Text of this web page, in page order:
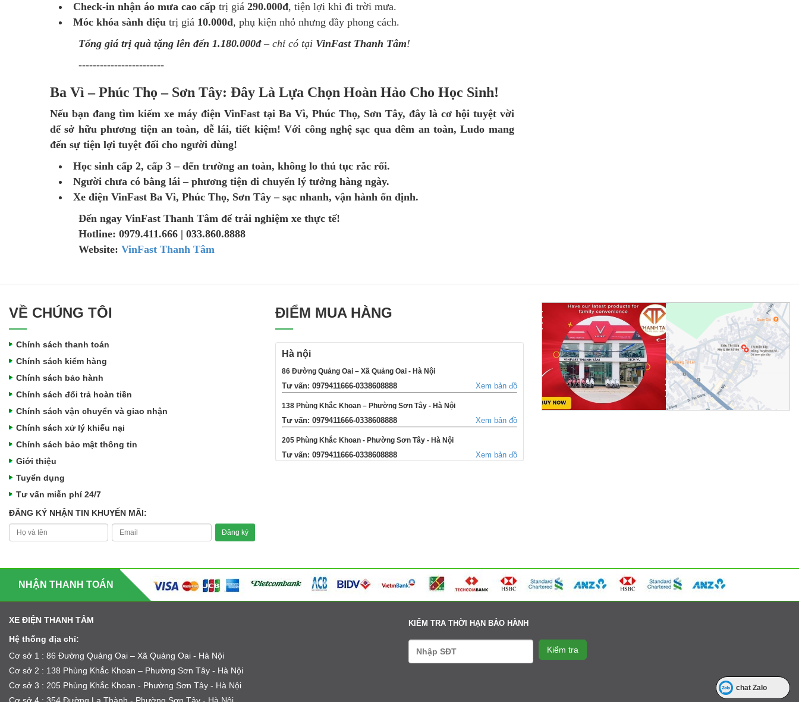
Check-in nhận áo mưa cao cấp trị giá 290.000đ, tiện lợi khi đi trời mưa.
Móc khóa sành điệu trị giá 10.000đ, phụ kiện nhỏ nhưng đầy phong cách.
Tổng giá trị quà tặng lên đến 1.180.000đ– chỉ có tại VinFast Thanh Tâm!
------------------------
Ba Vì – Phúc Thọ – Sơn Tây: Đây Là Lựa Chọn Hoàn Hảo Cho Học Sinh!
Nếu bạn đang tìm kiếm xe máy điện VinFast tại Ba Vì, Phúc Thọ, Sơn Tây, đây là cơ hội tuyệt vời
để sở hữu phương tiện an toàn, dễ lái, tiết kiệm! Với công nghệ sạc qua đêm an toàn, Ludo mang
đến sự tiện lợi tuyệt đối cho người dùng!
Học sinh cấp 2, cấp 3 – đến trường an toàn, không lo thủ tục rắc rối.
Người chưa có bằng lái – phương tiện di chuyển lý tưởng hàng ngày.
Xe điện VinFast Ba Vì, Phúc Thọ, Sơn Tây – sạc nhanh, vận hành ổn định.
Đến ngay VinFast Thanh Tâm để trải nghiệm xe thực tế!
Hotline: 0979.411.666 | 033.860.8888
Website: VinFast Thanh Tâm
VỀ CHÚNG TÔI
Chính sách thanh toán
Chính sách kiểm hàng
Chính sách bảo hành
Chính sách đổi trả hoàn tiền
Chính sách vận chuyển và giao nhận
Chính sách xử lý khiếu nại
Chính sách bảo mật thông tin
Giới thiệu
Tuyển dụng
Tư vấn miễn phí 24/7
ĐĂNG KÝ NHẬN TIN KHUYẾN MÃI:
ĐIỂM MUA HÀNG
Hà nội
86 Đường Quảng Oai – Xã Quảng Oai - Hà Nội
Tư vấn: 0979411666-0338608888 Xem bản đồ
138 Phùng Khắc Khoan – Phường Sơn Tây - Hà Nội
Tư vấn: 0979411666-0338608888 Xem bản đồ
205 Phùng Khắc Khoan - Phường Sơn Tây - Hà Nội
Tư vấn: 0979411666-0338608888 Xem bản đồ
Cụm 6 - Thị Trấn Liên Quan - Thạch Thất - Hà Nội
Tư vấn: 0979411666-0338608888 Xem bản đồ
NHẬN THANH TOÁN
XE ĐIỆN THANH TÂM
Hệ thống địa chỉ:
Cơ sở 1 : 86 Đường Quảng Oai – Xã Quảng Oai - Hà Nội
Cơ sở 2 : 138 Phùng Khắc Khoan – Phường Sơn Tây - Hà Nội
Cơ sở 3 : 205 Phùng Khắc Khoan - Phường Sơn Tây - Hà Nội
chat Zalo
KIỂM TRA THỜI HẠN BẢO HÀNH